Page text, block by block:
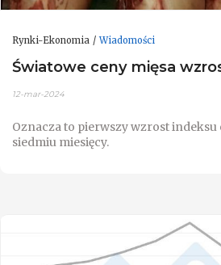
Rynki-Ekonomia Wiadomości
Światowe ceny mięsa
12-mar-2024
Oznacza to pierwszy wzrost indeksu
siedmiu miesięcy.